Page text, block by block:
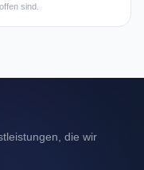
sind.
die wir